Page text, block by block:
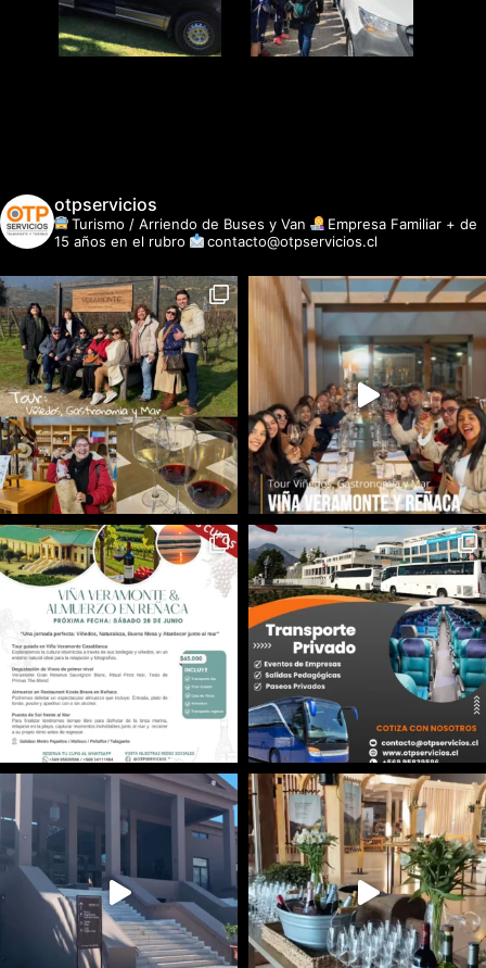
otpservicios
Turismo / Arriendo de Buses y Van
Empresa Familiar + de
15 años en el rubro
contacto@otpservicios.cl